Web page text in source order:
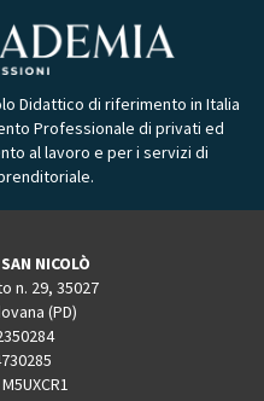
Didattico di riferimento in Italia
Professionale di privati ed
al lavoro e per i servizi di
NICOLÒ
n. 29, 35027
(PD)